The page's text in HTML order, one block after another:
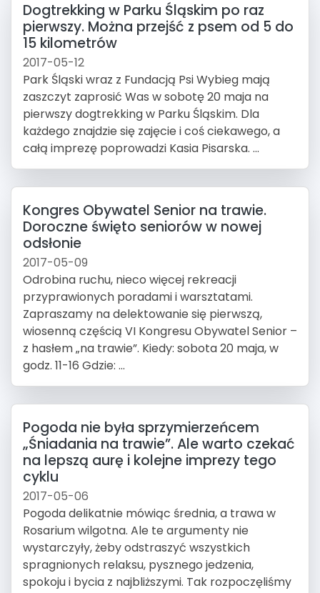
Dogtrekking w Parku Śląskim po raz
pierwszy. Można przejść z psem od 5 do
15 kilometrów
2017-05-12
Park Śląski wraz z Fundacją Psi Wybieg mają
zaszczyt zaprosić Was w sobotę 20 maja na
pierwszy dogtrekking w Parku Śląskim. Dla
każdego znajdzie się zajęcie i coś ciekawego, a
całą imprezę poprowadzi Kasia Pisarska. ...
Kongres Obywatel Senior na trawie.
Doroczne święto seniorów w nowej
odsłonie
2017-05-09
Odrobina ruchu, nieco więcej rekreacji
przyprawionych poradami i warsztatami.
Zapraszamy na delektowanie się pierwszą,
wiosenną częścią VI Kongresu Obywatel Senior –
z hasłem „na trawie”. Kiedy: sobota 20 maja, w
godz. 11-16 Gdzie: ...
Pogoda nie była sprzymierzeńcem
„Śniadania na trawie”. Ale warto czekać
na lepszą aurę i kolejne imprezy tego
cyklu
2017-05-06
Pogoda delikatnie mówiąc średnia, a trawa w
Rosarium wilgotna. Ale te argumenty nie
wystarczyły, żeby odstraszyć wszystkich
spragnionych relaksu, pysznego jedzenia,
spokoju i bycia z najbliższymi. Tak rozpoczęliśmy